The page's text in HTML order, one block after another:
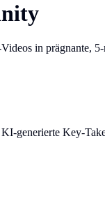
in prägnante,
generierte Key-